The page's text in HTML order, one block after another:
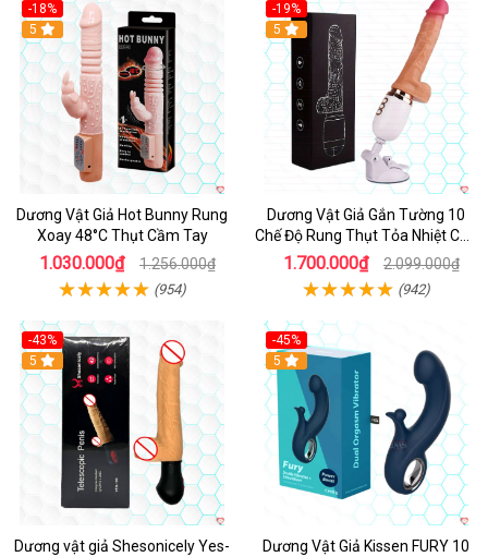
-18%
Hot
5
Dương Vật Giả Hot Bunny Rung
Xoay 48°C Thụt Cầm Tay
1.030.000₫ 1.256.000₫
(954)
-19%
Hot
5
Dương Vật Giả Gắn Tường 10
Chế Độ Rung Thụt Tỏa Nhiệt Cao
Cấp
1.700.000₫ 2.099.000₫
(942)
-43%
5
Dương vật giả Shesonicely Yes-
-45%
Hot
5
Dương Vật Giả Kissen FURY 10